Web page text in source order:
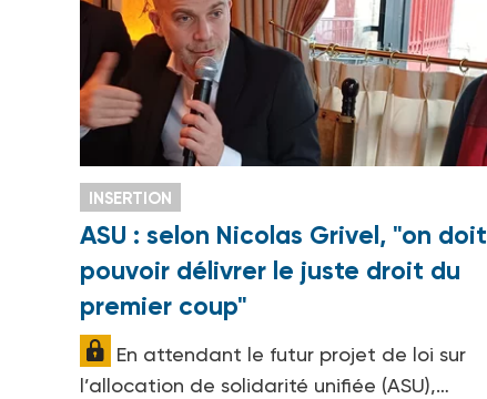
INSERTION
ASU : selon Nicolas Grivel, "on doit
pouvoir délivrer le juste droit du
premier coup"
En attendant le futur projet de loi sur
l’allocation de solidarité unifiée (ASU),…